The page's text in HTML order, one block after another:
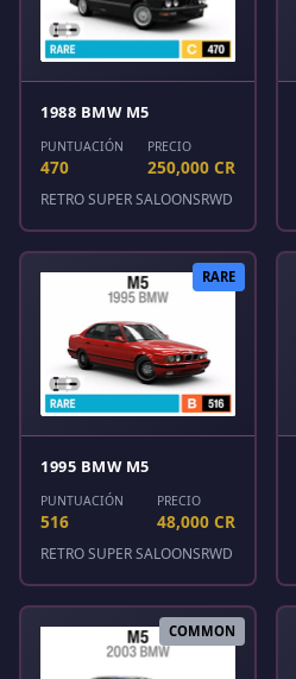
1988 BMW M5
PUNTUACIÓN
470
PRECIO
250,000 CR
RETRO SUPER SALOONSRWD
RARE
1995 BMW M5
PUNTUACIÓN
516
PRECIO
48,000 CR
RETRO SUPER SALOONSRWD
COMMON